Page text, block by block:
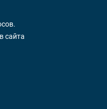
сайта